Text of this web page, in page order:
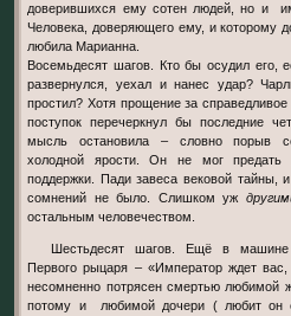
доверившихся ему сотен людей, но и
Человека, доверяющего ему, и которому
любила Марианна.
Восемьдесят шагов. Кто бы осудил его,
развернулся, уехал и нанес удар?
простил? Хотя прощение за
поступок перечеркнул бы последние
мысль остановила – словно порыв
холодной ярости. Он не мог предать
поддержки. Пади завеса вековой тайны,
сомнений не было. Слишком уж
остальным человечеством.
Шестьдесят шагов. Ещё в машине позвонил Бисмарку. Ответ
Первого рыцаря – «Император ждет
несомненно потрясен смертью любимой
потому и любимой дочери ( любит он